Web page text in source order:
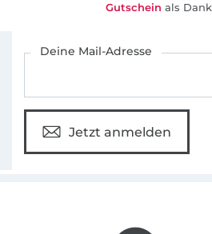
Gutschein als
Deine Mail-Adresse
Jetzt anmelden